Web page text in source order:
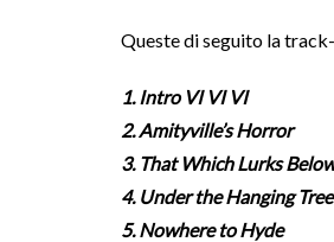
Queste di seguito la
1. Intro VI VI VI
2. Amityville’s Horror
3. That Which Lurks
4. Under the Hanging Tree
5. Nowhere to Hyde